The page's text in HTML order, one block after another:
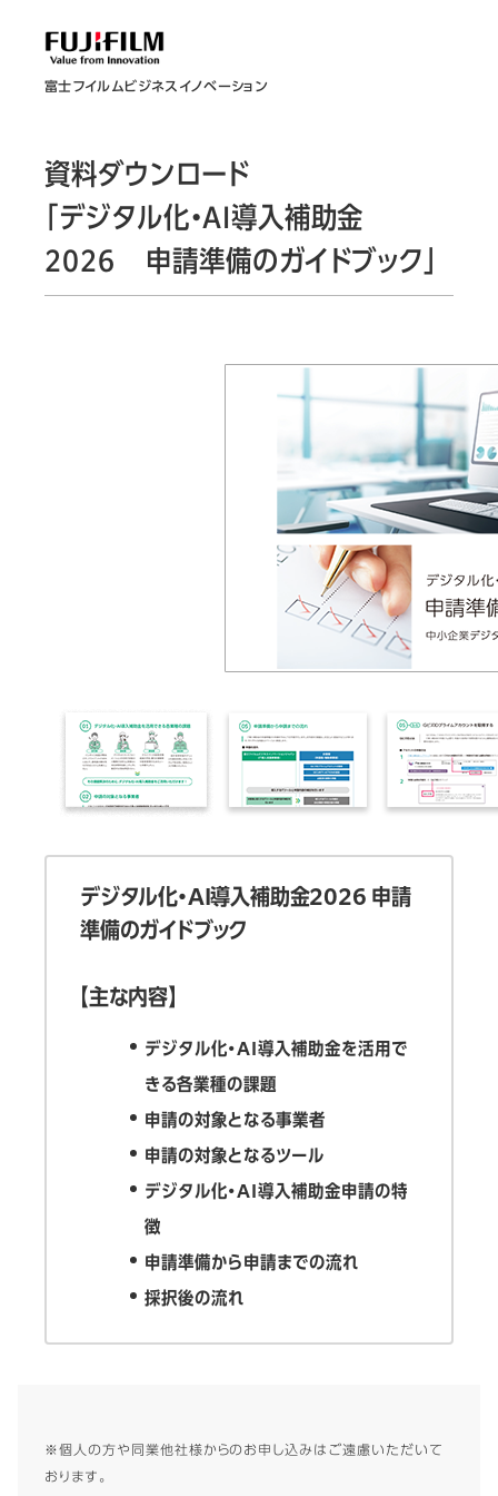
富士フイルムビジネスイノベーション
資料ダウンロード
「デジタル化・AI導入補助金
2026 申請準備のガイドブック」
デジタル化・AI導入補助金2026 申請
準備のガイドブック
【主な内容】
デジタル化・AI導入補助金を活用で
きる各業種の課題
申請の対象となる事業者
申請の対象となるツール
デジタル化・AI導入補助金申請の特
徴
申請準備から申請までの流れ
採択後の流れ
※個人の方や同業他社様からのお申し込みはご遠慮いただいて
おります。